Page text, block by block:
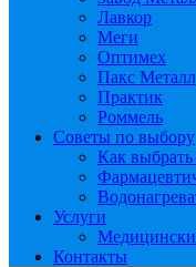
Лавкор
Меги
Оптимех
Пакс Металл
Практик
Роммель
Советы по выбору
Как
Услуги
Контакты